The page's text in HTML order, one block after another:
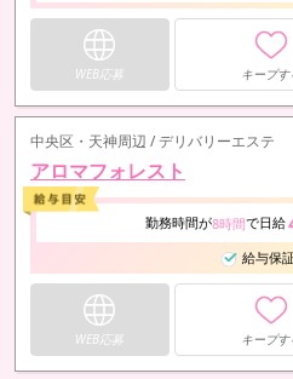
WEB応募 キープす
中央区・天神周辺 / デリバリーエステ
アロマフォレスト
勤務時間が8時間で日給
給与保
WEB応募 キープす